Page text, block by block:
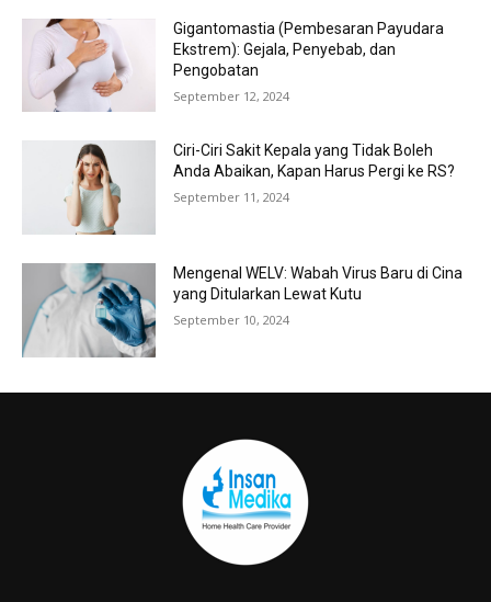
Gigantomastia (Pembesaran Payudara
Ekstrem): Gejala, Penyebab, dan
Pengobatan
September 12, 2024
Ciri-Ciri Sakit Kepala yang Tidak Boleh
Anda Abaikan, Kapan Harus Pergi ke RS?
September 11, 2024
Mengenal WELV: Wabah Virus Baru di Cina
yang Ditularkan Lewat Kutu
September 10, 2024